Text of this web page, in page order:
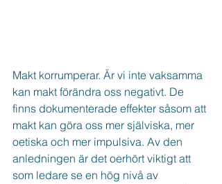
Makt korrumperar. Är vi inte vaksamma
kan makt förändra oss negativt. De
finns dokumenterade effekter såsom att
makt kan göra oss mer själviska, mer
oetiska och mer impulsiva. Av den
anledningen är det oerhört viktigt att
som ledare se en hög nivå av